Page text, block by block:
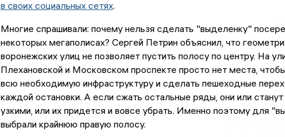
в своих социальных сетях.
Многие спрашивали: почему нельзя сделать "выделенку"
некоторых мегаполисах? Сергей Петрин объяснил, что
воронежских улиц не позволяет пустить полосу по центру. На
Плехановской и Московском проспекте просто нет места,
всю необходимую инфраструктуру и сделать пешеходные
каждой остановки. А если сжать остальные ряды, они или
узкими, или их придется и вовсе убрать. Именно поэтому для
выбрали крайнюю правую полосу.